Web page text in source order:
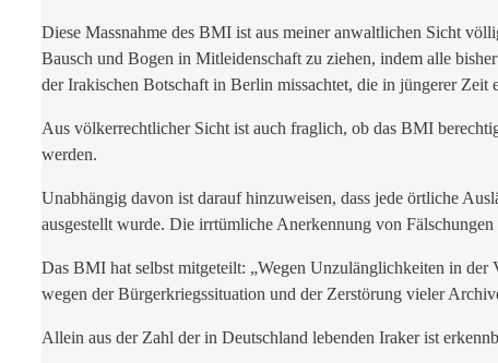
Diese Massnahme des BMI ist aus meiner anwaltlichen Sicht
Bausch und Bogen in Mitleidenschaft zu ziehen, indem alle
der Irakischen Botschaft in Berlin missachtet, die in jüngerer Zeit
Aus völkerrechtlicher Sicht ist auch fraglich, ob das BMI
werden.
Unabhängig davon ist darauf hinzuweisen, dass jede örtliche
ausgestellt wurde. Die irrtümliche Anerkennung von
Das BMI hat selbst mitgeteilt: „Wegen Unzulänglichkeiten in der
wegen der Bürgerkriegssituation und der Zerstörung vieler
Allein aus der Zahl der in Deutschland lebenden Iraker ist